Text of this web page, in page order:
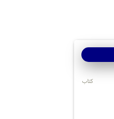
کتاب